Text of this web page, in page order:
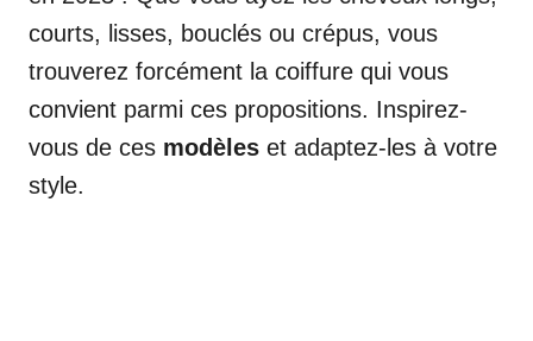
courts, lisses, bouclés ou crépus, vous
trouverez forcément la coiffure qui vous
convient parmi ces propositions. Inspirez-
vous de ces modèles et adaptez-les à votre
style.